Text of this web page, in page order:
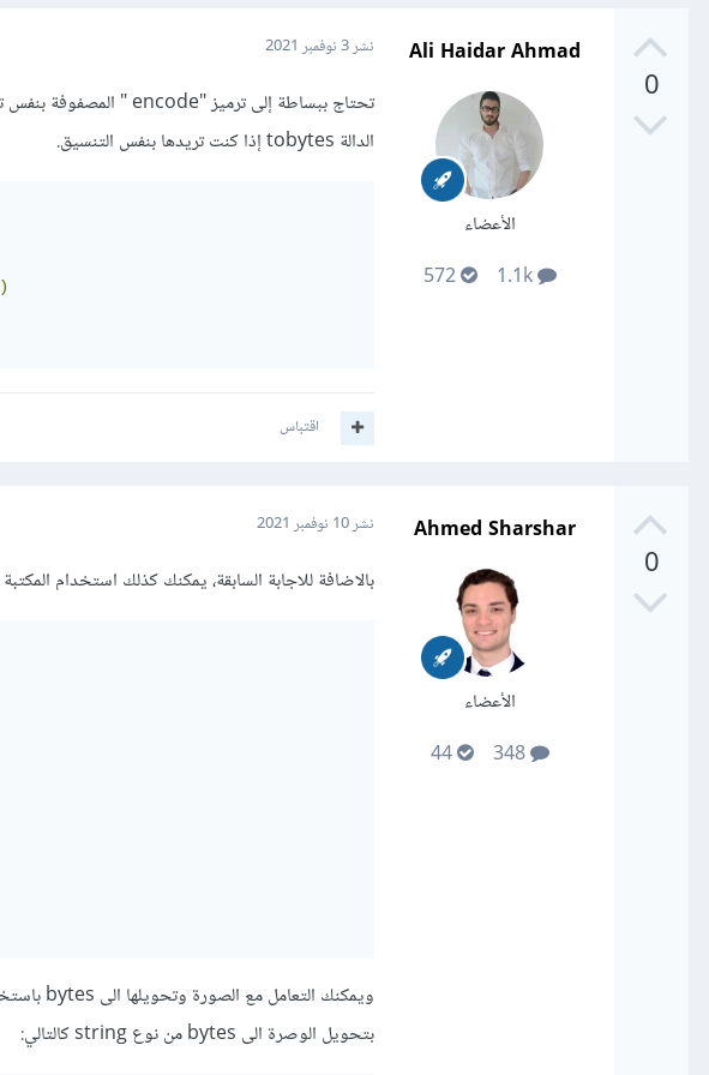
0
Ali Haidar Ahmad
الأعضاء
1.1k
572
نشر3 نوفمبر 2021
الدالة tobytes إذا كنت تريدها بنفس التنسيق.
)
اقتباس
0
Ahmed Sharshar
الأعضاء
348
44
نشر10 نوفمبر 2021
بالاضافة للاجابة السابقة، يمكنك كذلك استخدام المكتبة base مع opencv لتحقيق ذلك:
بتحويل الوصرة الى bytes من نوع string كالتالي: